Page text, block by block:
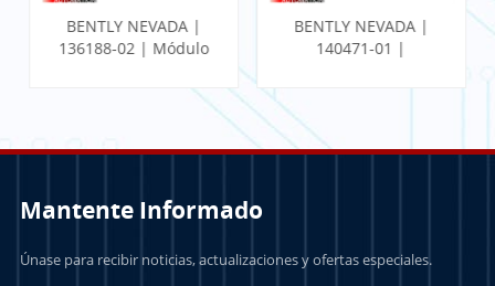
BENTLY NEVADA |
136188-02 | Módulo
puerta de enlace de
BENTLY NEVADA |
140471-01 |
PROXIMITO CON
Mantente Informado
Únase para recibir noticias, actualizaciones y ofertas especiales.